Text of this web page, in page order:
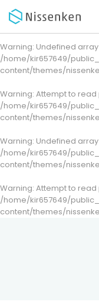
Warning: Undefined
/home/kir657649/
content/themes/
Warning: Attempt to
/home/kir657649/
content/themes/
Warning: Undefined
/home/kir657649/
content/themes/
Warning: Attempt to
/home/kir657649/
content/themes/